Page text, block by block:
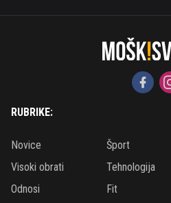
RUBRIKE:
Novice Šport
Visoki obrati
Tehnologija
Odnosi
Fit